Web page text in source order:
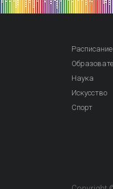
Наука
Искусство
Спорт